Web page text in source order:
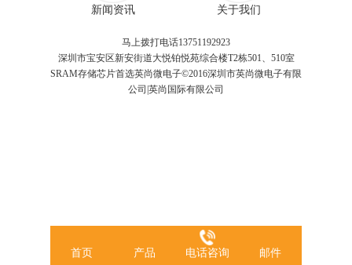
新闻资讯 关于我们
马上拨打电话13751192923
深圳市宝安区新安街道大悦铂悦苑综合楼T2栋501、510室
SRAM存储芯片首选英尚微电子©2016深圳市英尚微电子有限
公司|英尚国际有限公司
首页 产品 电话咨询 邮件